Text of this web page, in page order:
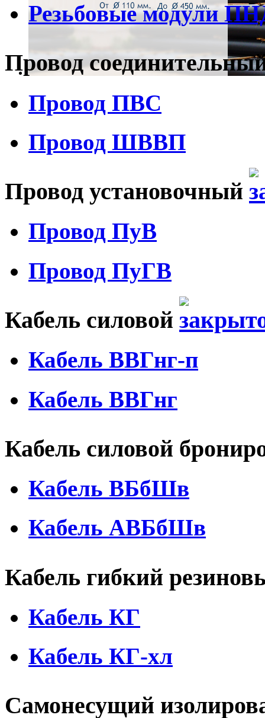
Резьбовые модули
Провод
Провод ПВС
Провод ШВВП
Провод установочный
Провод ПуВ
Провод ПуГВ
Кабель силовой
Кабель ВВГнг-п
Кабель ВВГнг
Кабель силовой
Кабель ВБбШв
Кабель АВБбШв
Кабель гибкий
Кабель КГ
Кабель КГ-хл
Самонесущий